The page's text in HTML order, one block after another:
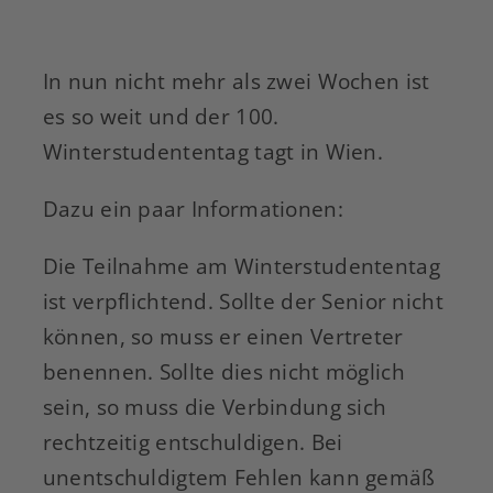
In nun nicht mehr als zwei Wochen ist
es so weit und der 100.
Winterstudententag tagt in Wien.
Dazu ein paar Informationen:
Die Teilnahme am Winterstudententag
ist verpflichtend. Sollte der Senior nicht
können, so muss er einen Vertreter
benennen. Sollte dies nicht möglich
sein, so muss die Verbindung sich
rechtzeitig entschuldigen. Bei
unentschuldigtem Fehlen kann gemäß